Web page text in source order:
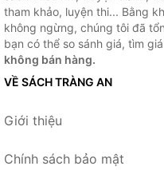
tham khảo, luyện thi... Bằng
không ngừng, chúng tôi đã
bạn có thể so sánh giá, tìm
không bán hàng.
VỀ SÁCH TRÀNG AN
Giới thiệu
Chính sách bảo mật